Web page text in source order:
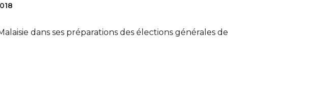
dans ses préparations des élections générales de